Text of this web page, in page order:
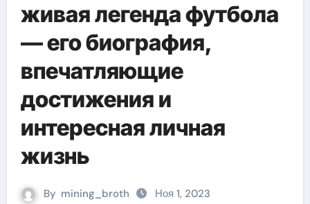
живая легенда футбола
— его биография,
впечатляющие
достижения и
интересная личная
жизнь
By mining_broth Ноя 1, 2023